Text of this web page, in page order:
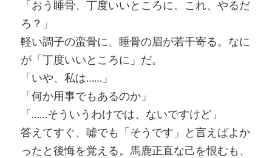
「おう睡骨、丁度いいところに。これ、やるだ
ろ？」
軽い調子の蛮骨に、睡骨の眉が若干寄る。なに
が「丁度いいところに」だ。
「いや、私は……」
「何か用事でもあるのか」
「……そういうわけでは、ないですけど」
答えてすぐ、嘘でも「そうです」と言えばよか
ったと後悔を覚える。馬鹿正直な己を恨むも、